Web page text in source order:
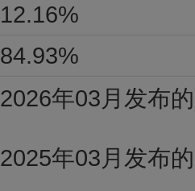
12.16%
84.93%
2026年03月发布
2025年03月发布